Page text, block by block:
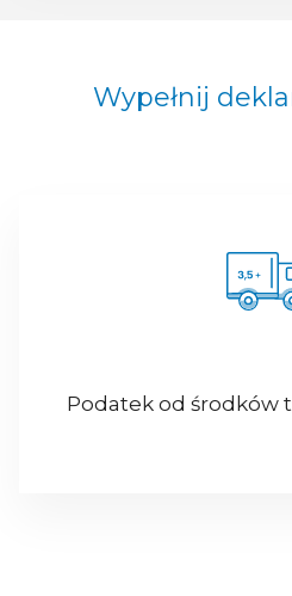
Wypełnij
Podatek od środków